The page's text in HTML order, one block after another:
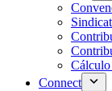
Connect